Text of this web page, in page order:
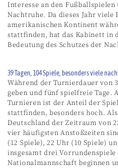
Interesse an den Fußballspielen
Nachtruhe. Da dieses Jahr viele
amerikanischen Kontinent
stattfinden, hat das Kabinett in
Bedeutung des Schutzes der
39 Tagen, 104 Spiele, besonders viele
Während der Turnierdauer von
geben und fünf spielfreie Tage.
Turnieren ist der Anteil der
stattfinden, besonders hoch.
Deutschland der Zeitraum von
vier häufigsten Anstoßzeiten
(12 Spiele), 22 Uhr (10 Spiele)
insgesamt drei Vorrundenspiele
Nationalmannschaft beginnen